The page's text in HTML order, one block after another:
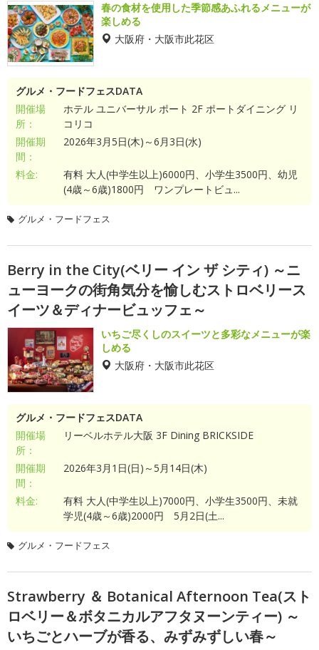
春の食材を使用した季節感あふれるメニューが
楽しめる
大阪府・大阪市此花区
グルメ・フードフェスDATA
開催場
所：
ホテル ユニバーサル ポート 2F ポートダイニング リ
コリコ
開催期
間：
2026年3月5日(木)～6月3日(水)
料金:
有料 大人(中学生以上)6000円、小学生3500円、幼児
(4歳～6歳)1800円 ワンプレートビュ...
グルメ・フードフェス
Berry in the City(ベリー イン ザ シティ) ～ニ
ューヨークの街角気分を愉しむストロベリース
イーツ＆ディナービュッフェ～
いちご尽くしのスイーツと多彩なメニューが楽
しめる
大阪府・大阪市此花区
グルメ・フードフェスDATA
開催場
所：
リーベルホテル大阪 3F Dining BRICKSIDE
開催期
間：
2026年3月1日(日)～5月14日(木)
料金:
有料 大人(中学生以上)7000円、小学生3500円、未就
学児(4歳～6歳)2000円 5月2日(土...
グルメ・フードフェス
Strawberry ＆ Botanical Afternoon Tea(スト
ロベリー＆ボタニカルアフタヌーンティー) ～
いちごとハーブが香る、みずみずしい春～